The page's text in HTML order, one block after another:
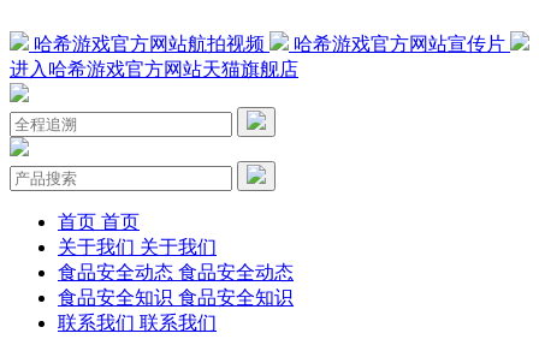
哈希游戏官方网站航拍视频
哈希游戏官方网站宣传片
进入哈希游戏官方网站天猫旗舰店
首页 首页
关于我们 关于我们
食品安全动态 食品安全动态
食品安全知识 食品安全知识
联系我们 联系我们